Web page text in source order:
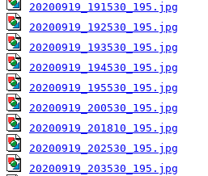
20200919_191530_195.jpg
20200919_192530_195.jpg
20200919_193530_195.jpg
20200919_194530_195.jpg
20200919_195530_195.jpg
20200919_200530_195.jpg
20200919_201810_195.jpg
20200919_202530_195.jpg
20200919_203530_195.jpg